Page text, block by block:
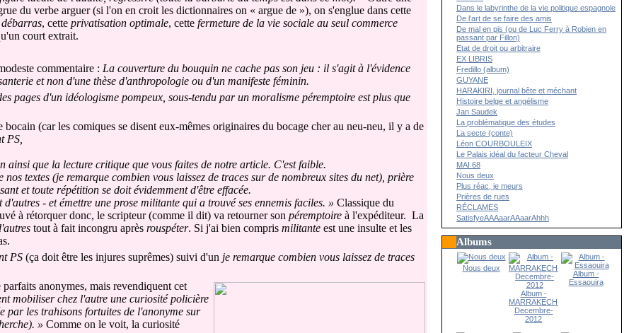
du verbe arguer (si l'on en croit les dictionnaires on « argue de »), on s'englue dans cette
, cette privatisation optimale, cette fermeture de la vie sociale au seul commerce
court extrait.
commentaire : La couverture du bouquin ne cache pas son jeu : il s'agit à l'évidence
et non d'une thèse d'anthropologie ou d'un manifeste féminin.
pages d'un idéologisme pompeux, sous-tendu par un moralisme péremptoire est plus que
(car les comiques se disent eux-mêmes originaires du bocage cher au neu-neu, il y a de
PS,
que la lecture critique que vous faites de notre article. C'est faible.
textes (je remarque combien vous laissez de traces sur de nombreux sites du net), prière
et toute répétition se doit évidemment d'être effacée.
- et émettre une prose militante qui a trouvé ses ennemis faciles. » Classique du
à rétorquer donc, le scripteur (comme il dit) va retourner son péremptoireà l'expéditeur. La
tout à fait incongru après rouspéter. Si j'ai bien compris militanteest une insulte et les
PS(ça doit être les injures suprêmes) suivi d'un je remarque combien vous laissez de traces
anonymes, mais revendiquent cet
mobiliser chez l'autre une curiosité policière
par les trahisons fortuites de l'anonyme sur
» Comme on le voit, la curiosité
Dans le labyrinthe de la vie politique espagnole
De l’art de se faire des amis
De mal en pis (ou de Luc Ferry à Robien en
passant par Fillon)
Etat de droit ou arbitraire
EX LIBRIS
Fredillo (album)
GUYANE
HARAKIRI, journal bête et méchant
Histoire belge et angélisme
Jan Saudek
La problématique des études
La secte (conte)
Léon COURBOULEIX
Le Palais idéal du facteur Cheval
MAI 68
Nous deux
Plus réac, je meurs
Prières de rues
RÉCLAMES
SatisfyeAAAaarAAaarAhhh
Albums
Nous deux
Album -
MARRAKECH-
Decembre-
2012
Album -
Essaouira